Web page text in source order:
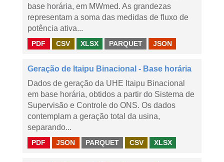
base horária, em MWmed. As grandezas
representam a soma das medidas de fluxo de
potência ativa...
PDF CSV XLSX PARQUET JSON
Geração de Itaipu Binacional - Base horária
Dados de geração da UHE Itaipu Binacional
em base horária, obtidos a partir do Sistema de
Supervisão e Controle do ONS. Os dados
contemplam a geração total da usina,
separando...
PDF JSON PARQUET CSV XLSX